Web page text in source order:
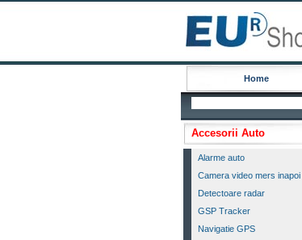
Home
Accesorii Auto
Alarme auto
Camera video mers inapoi
Detectoare radar
GSP Tracker
Navigatie GPS